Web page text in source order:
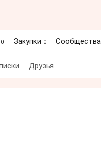
0 Закупки 0 Сообщества
Друзья